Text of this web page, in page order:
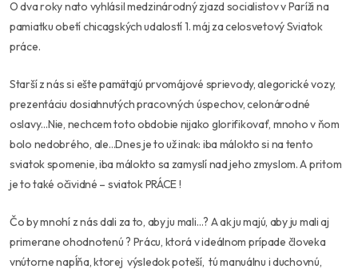
O dva roky nato vyhlásil medzinárodný zjazd socialistov v Paríži na
pamiatku obetí chicagských udalostí 1. máj za celosvetový Sviatok
práce.
Starší z nás si ešte pamätajú prvomájové sprievody, alegorické vozy,
prezentáciu dosiahnutých pracovných úspechov, celonárodné
oslavy…Nie, nechcem toto obdobie nijako glorifikovať, mnoho v ňom
bolo nedobrého, ale…Dnes je to už inak: iba málokto si na tento
sviatok spomenie, iba málokto sa zamyslí nad jeho zmyslom. A pritom
je to také očividné – sviatok PRÁCE !
Čo by mnohí z nás dali za to, aby ju mali…? A ak ju majú, aby ju mali aj
primerane ohodnotenú ? Prácu, ktorá v ideálnom prípade človeka
vnútorne napĺňa, ktorej výsledok poteší, tú manuálnu i duchovnú,